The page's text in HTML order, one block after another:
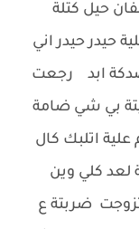
حيل كتلة
حيدر حيدر اني
ابد رجعت
بي شي ضامة
اتلبك كال
كلي وين
ضربتة ع